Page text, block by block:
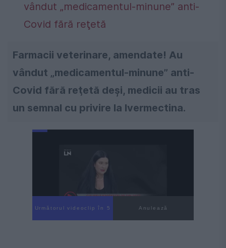
vândut „medicamentul-minune” anti-
Covid fără reţetă
Farmacii veterinare, amendate! Au
vândut „medicamentul-minune” anti-
Covid fără reţetă deşi, medicii au tras
un semnal cu privire la Ivermectina.
Următorul videoclip în 4 Anulează